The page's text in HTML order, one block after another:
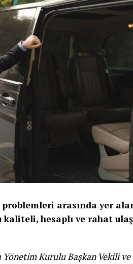
problemleri arasında yer
kaliteli, hesaplı ve rahat
Kurulu Başkan Vekili ve